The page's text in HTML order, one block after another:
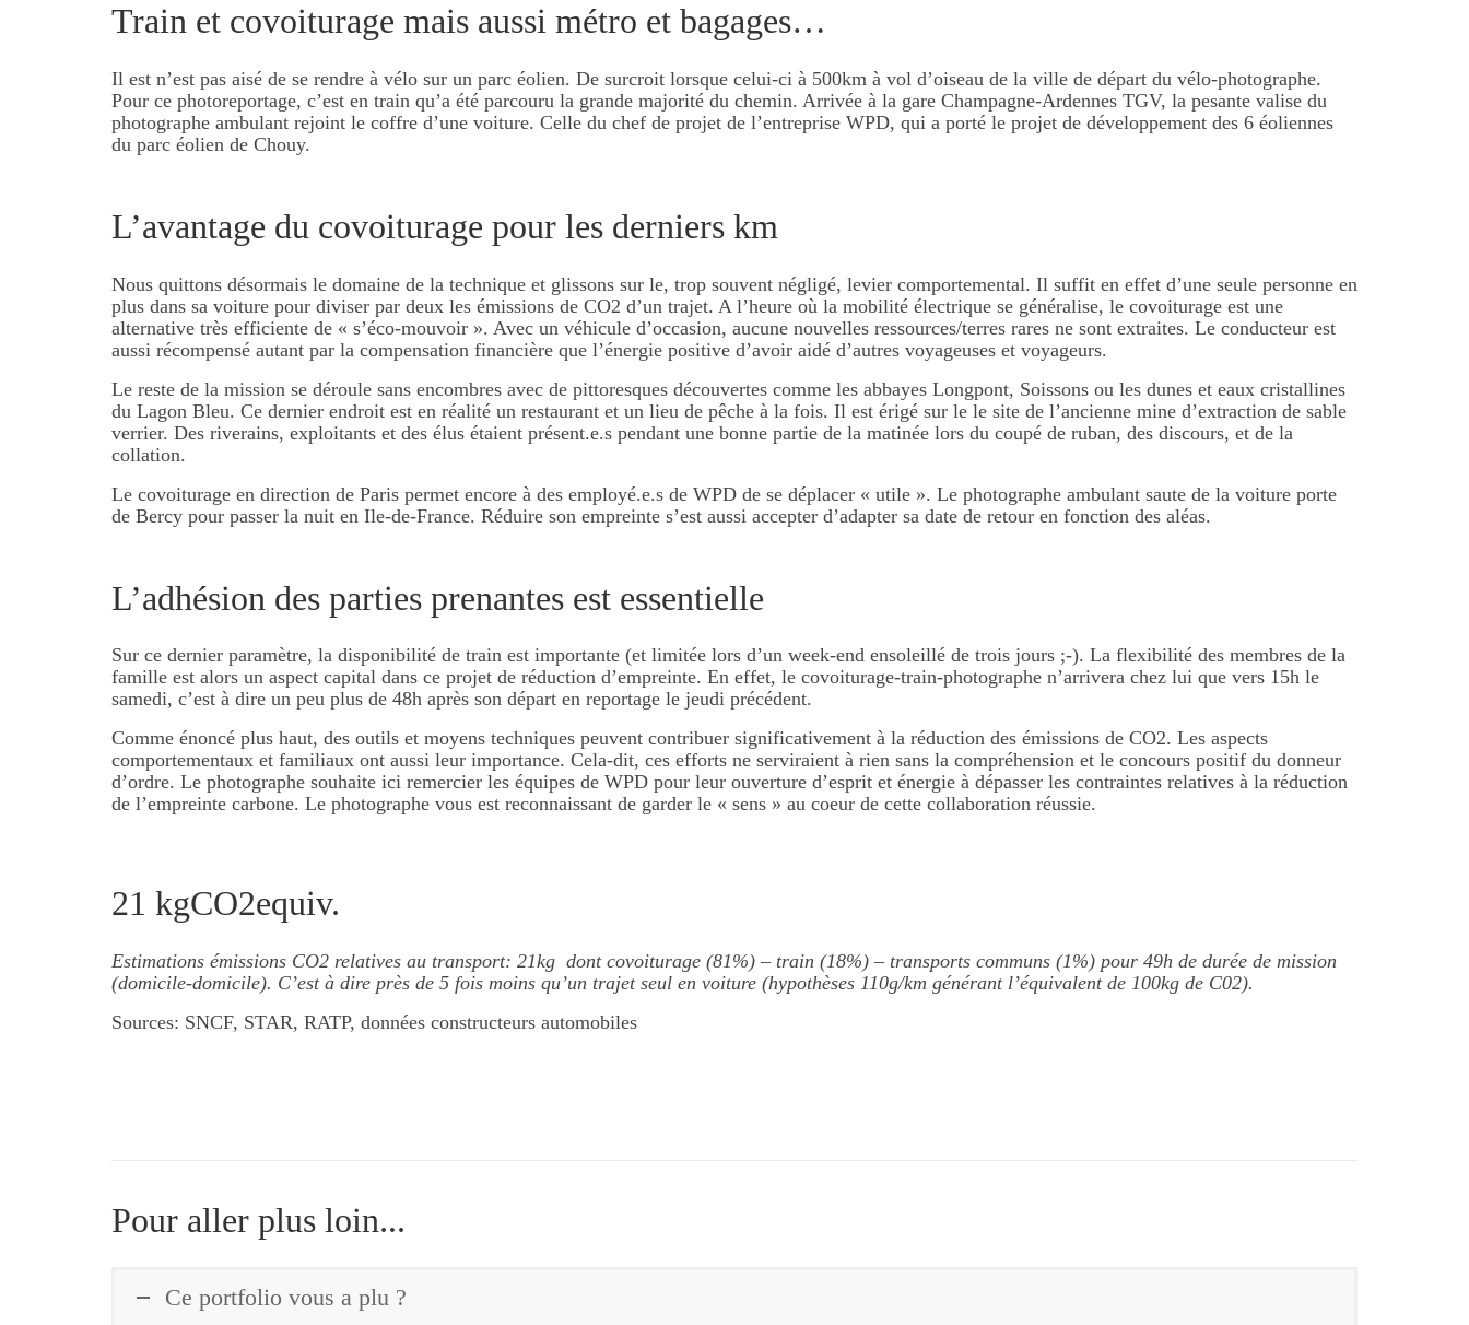
Train et covoiturage mais aussi métro et bagages…
Il est n’est pas aisé de se rendre à vélo sur un parc éolien. De surcroit lorsque celui-ci à 500km à vol d’oiseau de la ville de départ du vélo-photographe.
Pour ce photoreportage, c’est en train qu’a été parcouru la grande majorité du chemin. Arrivée à la gare Champagne-Ardennes TGV, la pesante valise du
photographe ambulant rejoint le coffre d’une voiture. Celle du chef de projet de l’entreprise WPD, qui a porté le projet de développement des 6 éoliennes
du parc éolien de Chouy.
L’avantage du covoiturage pour les derniers km
Nous quittons désormais le domaine de la technique et glissons sur le, trop souvent négligé, levier comportemental. Il suffit en effet d’une seule personne en
plus dans sa voiture pour diviser par deux les émissions de CO2 d’un trajet. A l’heure où la mobilité électrique se généralise, le covoiturage est une
alternative très efficiente de « s’éco-mouvoir ». Avec un véhicule d’occasion, aucune nouvelles ressources/terres rares ne sont extraites. Le conducteur est
aussi récompensé autant par la compensation financière que l’énergie positive d’avoir aidé d’autres voyageuses et voyageurs.
Le reste de la mission se déroule sans encombres avec de pittoresques découvertes comme les abbayes Longpont, Soissons ou les dunes et eaux cristallines
du Lagon Bleu. Ce dernier endroit est en réalité un restaurant et un lieu de pêche à la fois. Il est érigé sur le le site de l’ancienne mine d’extraction de sable
verrier. Des riverains, exploitants et des élus étaient présent.e.s pendant une bonne partie de la matinée lors du coupé de ruban, des discours, et de la
collation.
Le covoiturage en direction de Paris permet encore à des employé.e.s de WPD de se déplacer « utile ». Le photographe ambulant saute de la voiture porte
de Bercy pour passer la nuit en Ile-de-France. Réduire son empreinte s’est aussi accepter d’adapter sa date de retour en fonction des aléas.
L’adhésion des parties prenantes est essentielle
Sur ce dernier paramètre, la disponibilité de train est importante (et limitée lors d’un week-end ensoleillé de trois jours ;-). La flexibilité des membres de la
famille est alors un aspect capital dans ce projet de réduction d’empreinte. En effet, le covoiturage-train-photographe n’arrivera chez lui que vers 15h le
samedi, c’est à dire un peu plus de 48h après son départ en reportage le jeudi précédent.
Comme énoncé plus haut, des outils et moyens techniques peuvent contribuer significativement à la réduction des émissions de CO2. Les aspects
comportementaux et familiaux ont aussi leur importance. Cela-dit, ces efforts ne serviraient à rien sans la compréhension et le concours positif du donneur
d’ordre. Le photographe souhaite ici remercier les équipes de WPD pour leur ouverture d’esprit et énergie à dépasser les contraintes relatives à la réduction
de l’empreinte carbone. Le photographe vous est reconnaissant de garder le « sens » au coeur de cette collaboration réussie.
21 kgCO2equiv.
Estimations émissions CO2 relatives au transport: 21kg dont covoiturage (81%) – train (18%) – transports communs (1%) pour 49h de durée de mission
(domicile-domicile). C’est à dire près de 5 fois moins qu’un trajet seul en voiture (hypothèses 110g/km générant l’équivalent de 100kg de C02).
Sources: SNCF, STAR, RATP, données constructeurs automobiles
Pour aller plus loin...
Ce portfolio vous a plu ?